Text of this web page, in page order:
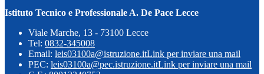
Istituto Tecnico e Professionale A. De Pace Lecce
Viale Marche, 13 - 73100 Lecce
Tel: 0832-345008
Email: leis03100a@istruzione.itLink per inviare una mail
PEC: leis03100a@pec.istruzione.itLink per inviare una mail